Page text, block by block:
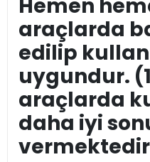
Hemen
araçlarda
edilip
uygundur.
araçlarda
daha iyi